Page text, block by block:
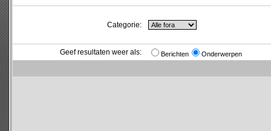
Categorie:
Geef resultaten weer als: Berichten Onderwerpen